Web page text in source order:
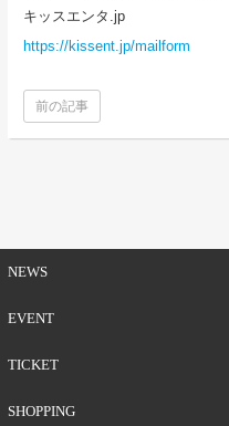
キッスエンタ.jp
https://kissent.jp/mailform
前の記事
NEWS
EVENT
TICKET
SHOPPING